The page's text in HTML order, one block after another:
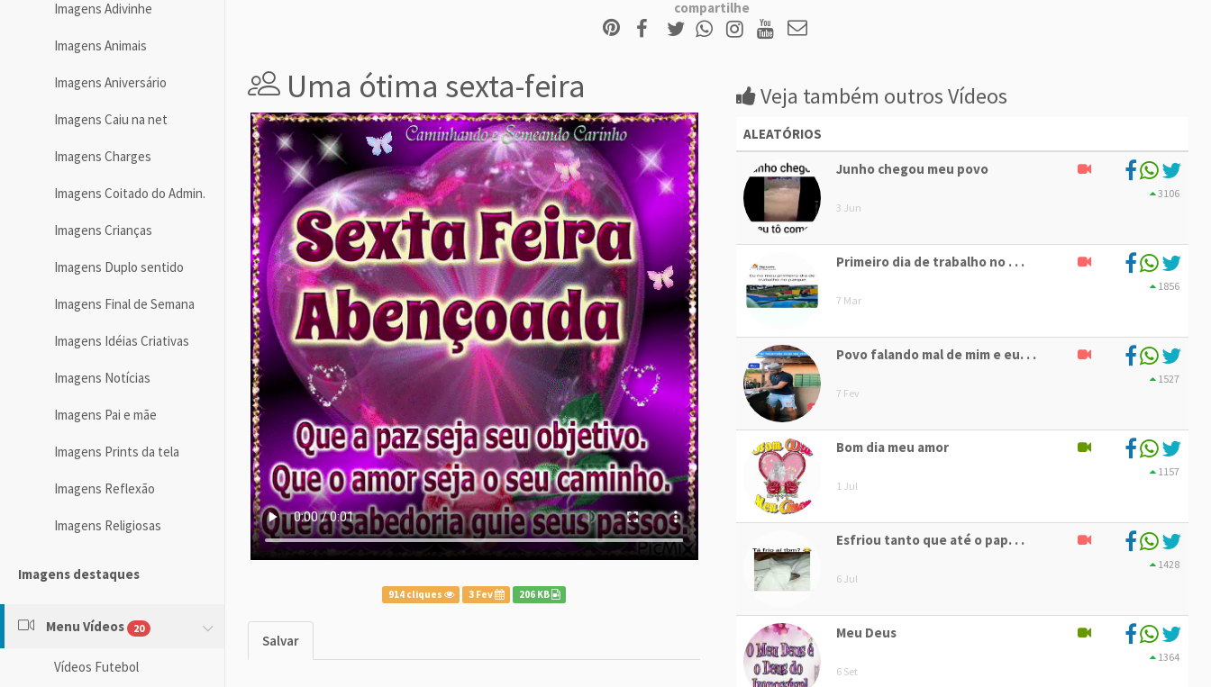
Imagens Adivinhe
Imagens Animais
Imagens Aniversário
Imagens Caiu na net
Imagens Charges
Imagens Coitado do Admin.
Imagens Crianças
Imagens Duplo sentido
Imagens Final de Semana
Imagens Idéias Criativas
Imagens Notícias
Imagens Pai e mãe
Imagens Prints da tela
Imagens Reflexão
Imagens Religiosas
Imagens destaques
Menu Vídeos 20
Vídeos Futebol
compartilhe
Uma ótima sexta-feira
914 cliques 3 Fev 206 KB
Salvar
Veja também outros Vídeos
ALEATÓRIOS
Junho chegou meu povo
3 Jun
3106
Primeiro dia de trabalho no . . .
7 Mar
1856
Povo falando mal de mim e eu. . .
7 Fev
1527
Bom dia meu amor
1 Jul
1157
Esfriou tanto que até o pap. . .
6 Jul
1428
Meu Deus
6 Set
1364